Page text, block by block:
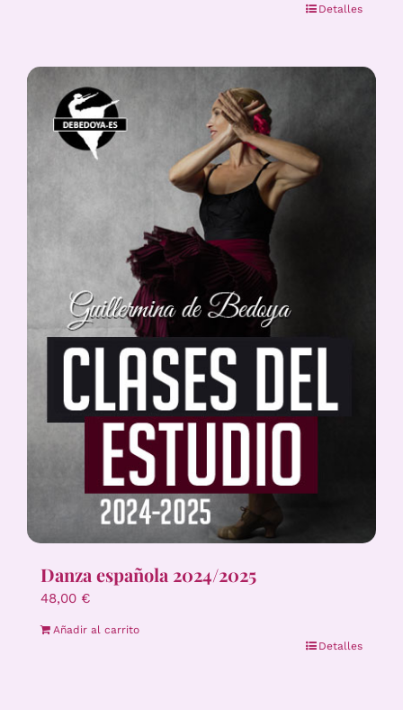
Detalles
Danza española 2024/2025
48,00 €
Añadir al carrito
Detalles